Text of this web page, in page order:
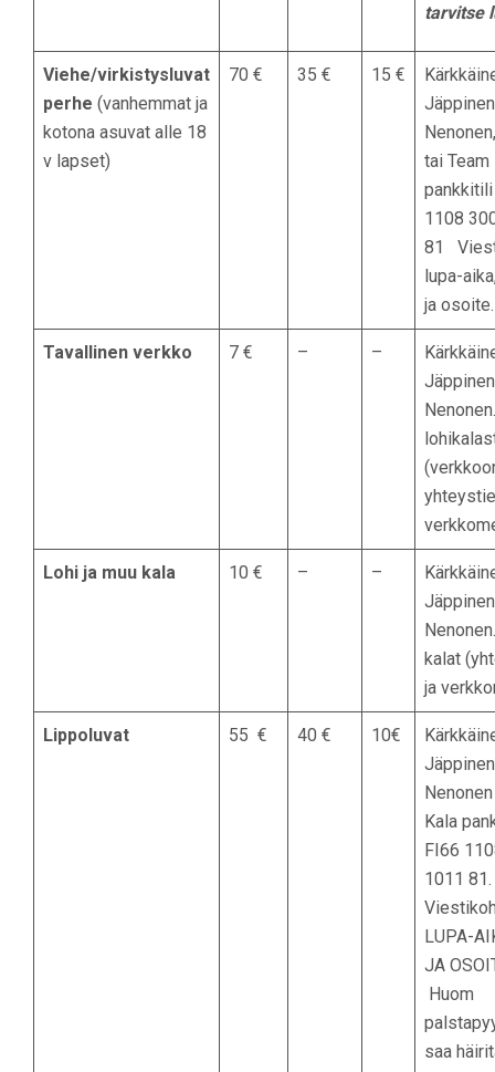
tarvitse
Viehe/virkistysluvat
perhe (vanhemmat ja
kotona asuvat alle 18
v lapset)
70 € 35 € 15 €
tai Team
1108
81
lupa-
ja
Tavallinen verkko 7 € – –
Lohi ja muu kala 10 € – –
kalat
ja
Lippoluvat 55 € 40 € 10€
Kala
FI66
1011 81.
LUPA-
JA
Huom
saa